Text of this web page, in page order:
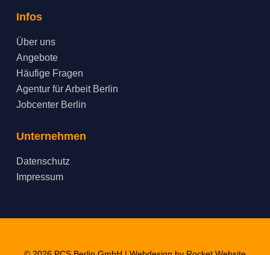
Infos
Über uns
Angebote
Häufige Fragen
Agentur für Arbeit Berlin
Jobcenter Berlin
Unternehmen
Datenschutz
Impressum